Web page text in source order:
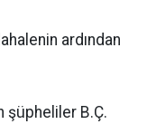
ardından
şüpheliler B.Ç.